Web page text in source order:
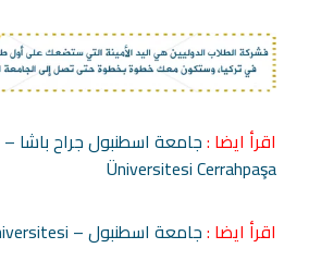
اقرأ ايضا :
Üniversitesi Cerrahpaşa
اقرأ ايضا :جامعة اسطنبول – İstanbul Üniversitesi